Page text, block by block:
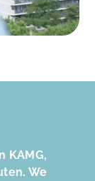
KAMG,
We